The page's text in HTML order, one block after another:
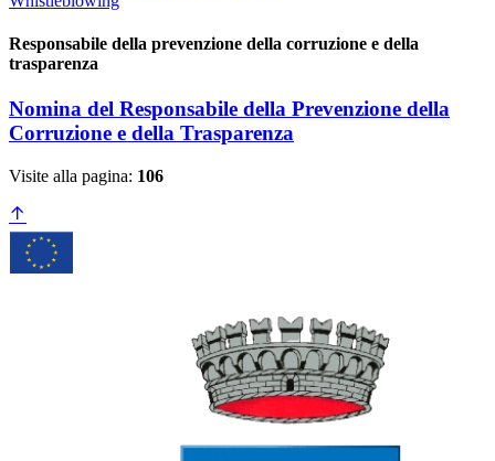
Responsabile della prevenzione della corruzione e della
trasparenza
Nomina del Responsabile della Prevenzione della
Corruzione e della Trasparenza
Visite alla pagina: 106